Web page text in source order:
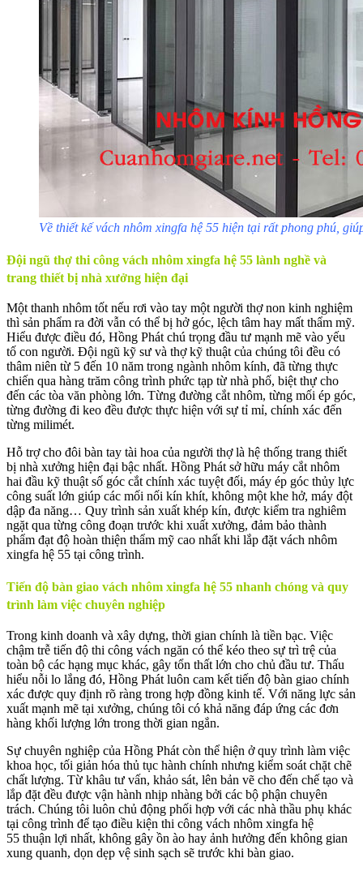
Về thiết kế vách nhôm xingfa hệ 55 hiện tại rất phong phú,
Đội ngũ thợ thi công vách nhôm xingfa hệ 55 lành nghề và
trang thiết bị nhà xưởng hiện đại
Một thanh nhôm tốt nếu rơi vào tay một người thợ non kinh nghiệm
thì sản phẩm ra đời vẫn có thể bị hở góc, lệch tâm hay mất thẩm mỹ.
Hiểu được điều đó, Hồng Phát chú trọng đầu tư mạnh mẽ vào yếu
tố con người. Đội ngũ kỹ sư và thợ kỹ thuật của chúng tôi đều có
thâm niên từ 5 đến 10 năm trong ngành nhôm kính, đã từng thực
chiến qua hàng trăm công trình phức tạp từ nhà phố, biệt thự cho
đến các tòa văn phòng lớn. Từng đường cắt nhôm, từng mối ép góc,
từng đường đi keo đều được thực hiện với sự tỉ mỉ, chính xác đến
từng milimét.
Hỗ trợ cho đôi bàn tay tài hoa của người thợ là hệ thống trang thiết
bị nhà xưởng hiện đại bậc nhất. Hồng Phát sở hữu máy cắt nhôm
hai đầu kỹ thuật số góc cắt chính xác tuyệt đối, máy ép góc thủy lực
công suất lớn giúp các mối nối kín khít, không một khe hở, máy đột
dập đa năng… Quy trình sản xuất khép kín, được kiểm tra nghiêm
ngặt qua từng công đoạn trước khi xuất xưởng, đảm bảo thành
phẩm đạt độ hoàn thiện thẩm mỹ cao nhất khi lắp đặt vách nhôm
xingfa hệ 55 tại công trình.
Tiến độ bàn giao vách nhôm xingfa hệ 55 nhanh chóng và quy
trình làm việc chuyên nghiệp
Trong kinh doanh và xây dựng, thời gian chính là tiền bạc. Việc
chậm trễ tiến độ thi công vách ngăn có thể kéo theo sự trì trệ của
toàn bộ các hạng mục khác, gây tổn thất lớn cho chủ đầu tư. Thấu
hiểu nỗi lo lắng đó, Hồng Phát luôn cam kết tiến độ bàn giao chính
xác được quy định rõ ràng trong hợp đồng kinh tế. Với năng lực sản
xuất mạnh mẽ tại xưởng, chúng tôi có khả năng đáp ứng các đơn
hàng khối lượng lớn trong thời gian ngắn.
Sự chuyên nghiệp của Hồng Phát còn thể hiện ở quy trình làm việc
khoa học, tối giản hóa thủ tục hành chính nhưng kiểm soát chặt chẽ
chất lượng. Từ khâu tư vấn, khảo sát, lên bản vẽ cho đến chế tạo và
lắp đặt đều được vận hành nhịp nhàng bởi các bộ phận chuyên
trách. Chúng tôi luôn chủ động phối hợp với các nhà thầu phụ khác
tại công trình để tạo điều kiện thi công vách nhôm xingfa hệ
55 thuận lợi nhất, không gây ồn ào hay ảnh hưởng đến không gian
xung quanh, dọn dẹp vệ sinh sạch sẽ trước khi bàn giao.